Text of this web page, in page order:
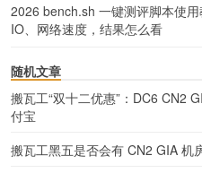
2026 bench.sh 一键测评脚本使
IO、网络速度，结果怎么看
随机文章
搬瓦工“双十二优惠”：DC6 CN2
付宝
搬瓦工黑五是否会有 CN2 GIA 机